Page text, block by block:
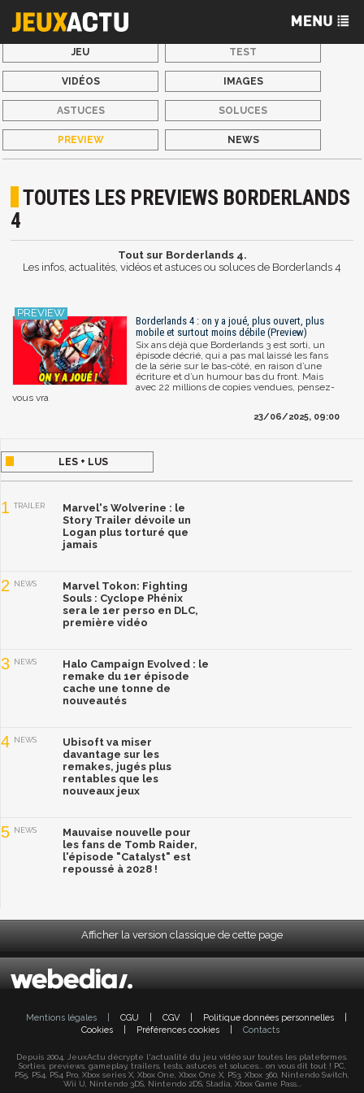
JEU TEST
VIDÉOS IMAGES
ASTUCES SOLUCES
PREVIEW NEWS
TOUTES LES PREVIEWS BORDERLANDS
4
Tout sur Borderlands 4.
Les infos, actualités, vidéos et astuces ou soluces de Borderlands 4
Borderlands 4 : on y a joué, plus ouvert, plus
mobile et surtout moins débile (Preview)
Six ans déjà que Borderlands 3 est sorti, un
épisode décrié, qui a pas mal laissé les fans
de la série sur le bas-côté, en raison d’une
écriture et d’un humour bas du front. Mais
avec 22 millions de copies vendues, pensez-
vous vra
23/06/2025, 09:00
LES + LUS
1 TRAILER
Marvel's Wolverine : le
Story Trailer dévoile un
Logan plus torturé que
jamais
2 NEWS
Marvel Tokon: Fighting
Souls : Cyclope Phénix
sera le 1er perso en DLC,
première vidéo
3 NEWS
Halo Campaign Evolved : le
remake du 1er épisode
cache une tonne de
nouveautés
4 NEWS
Ubisoft va miser
davantage sur les
remakes, jugés plus
rentables que les
nouveaux jeux
5 NEWS
Mauvaise nouvelle pour
les fans de Tomb Raider,
l'épisode "Catalyst" est
repoussé à 2028 !
Afficher la version classique de cette page
Mentions légales CGU CGV Politique données personnelles
Cookies
Préférences cookies Contacts
Depuis 2004, JeuxActu décrypte l'actualité du jeu vidéo sur toutes les plateformes.
Sorties, previews, gameplay, trailers, tests, astuces et soluces... on vous dit tout ! PC,
PS5, PS4, PS4 Pro, Xbox series X, Xbox One, Xbox One X, PS3, Xbox 360, Nintendo Switch,
Wii U, Nintendo 3DS, Nintendo 2DS, Stadia, Xbox Game Pass...